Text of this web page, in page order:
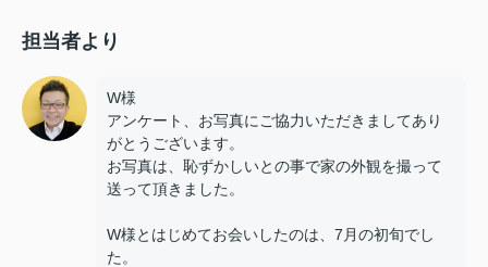
担当者より
W様
アンケート、お写真にご協力いただきましてあり
がとうございます。
お写真は、恥ずかしいとの事で家の外観を撮って
送って頂きました。
W様とはじめてお会いしたのは、7月の初旬でし
た。